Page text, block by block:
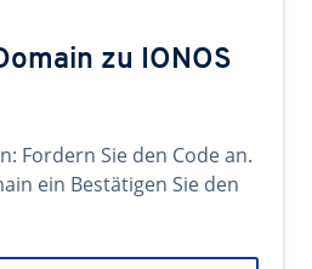
zu IONOS
Fordern Sie den Code an.
ein Bestätigen Sie den